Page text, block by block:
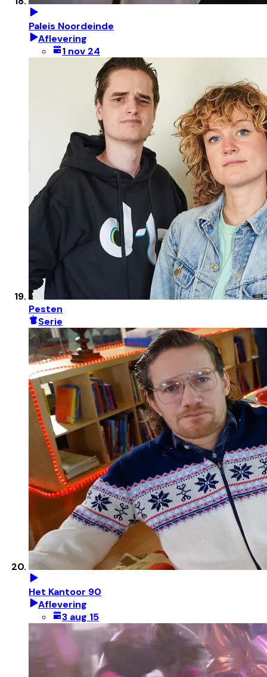
Paleis Noordeinde
Aflevering
1 nov 24
Pesten
Serie
Het Kantoor 90
Aflevering
3 aug 15